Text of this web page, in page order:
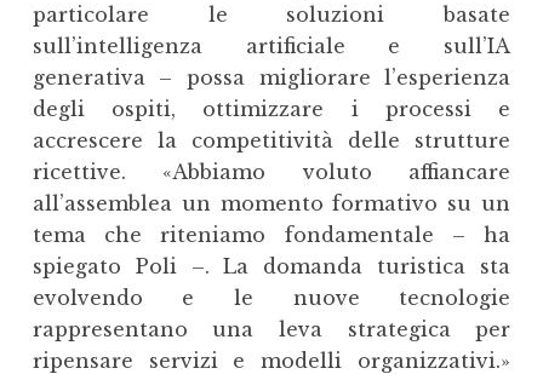
particolare le soluzioni basate
sull’intelligenza artificiale e sull’IA
generativa – possa migliorare l’esperienza
degli ospiti, ottimizzare i processi e
accrescere la competitività delle strutture
ricettive. «Abbiamo voluto affiancare
all’assemblea un momento formativo su un
tema che riteniamo fondamentale – ha
spiegato Poli –. La domanda turistica sta
evolvendo e le nuove tecnologie
rappresentano una leva strategica per
ripensare servizi e modelli organizzativi.»